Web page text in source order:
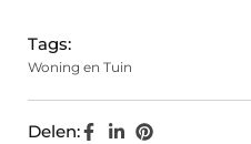
Tags:
Woning en Tuin
Delen: